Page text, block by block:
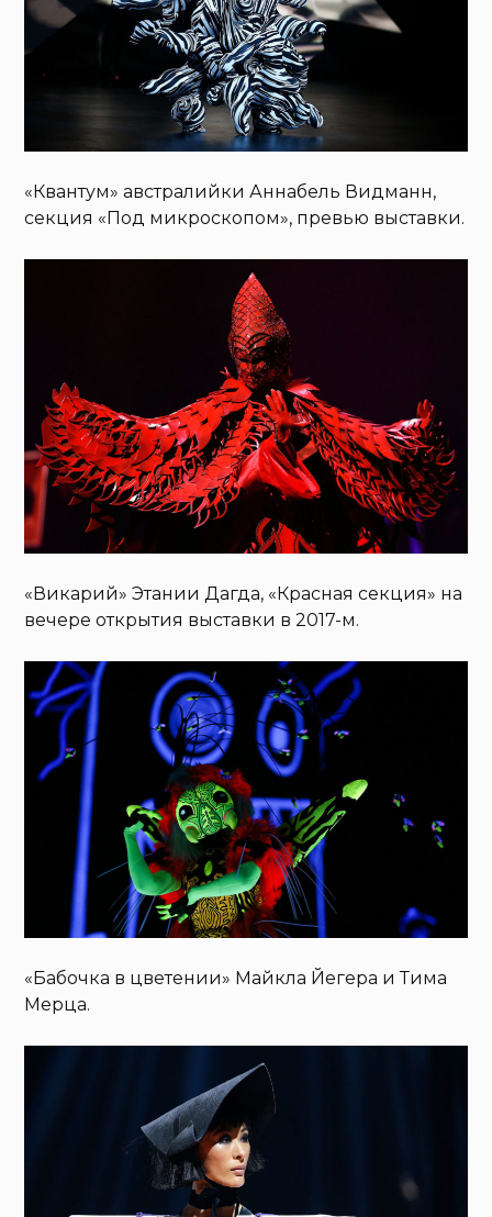
«Квантум» австралийки Аннабель Видманн,
секция «Под микроскопом», превью выставки.
«Викарий» Этании Дагда, «Красная секция» на
вечере открытия выставки в 2017-м.
«Бабочка в цветении» Майкла Йегера и Тима
Мерца.